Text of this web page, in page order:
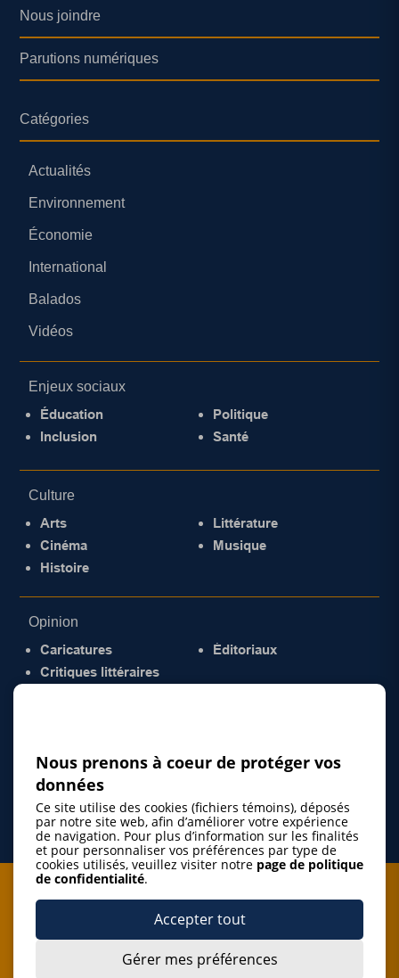
Nous joindre
Parutions numériques
Catégories
Actualités
Environnement
Économie
International
Balados
Vidéos
Enjeux sociaux
Éducation
Inclusion
Politique
Santé
Culture
Arts
Cinéma
Histoire
Littérature
Musique
Opinion
Caricatures
Critiques littéraires
Éditoriaux
Je m'abonne à l'infolettre
J’accepte de m’abonner à l’infolettre de La Gazette de la
Nous prenons à coeur de protéger vos
données
Ce site utilise des cookies (fichiers témoins), déposés
par notre site web, afin d’améliorer votre expérience
de navigation. Pour plus d’information sur les finalités
et pour personnaliser vos préférences par type de
cookies utilisés, veuillez visiter notre page de politique
de confidentialité.
Accepter tout
Gérer mes préférences